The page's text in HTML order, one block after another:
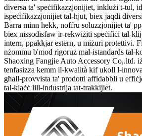
diversa ta' speċifikazzjonijiet, inklużi t-tul,
ispeċifikazzjonijiet tal-ħjut, biex jaqdi
Barra minn hekk, noffru soluzzjonijiet ta'
biex nissodisfaw ir-rekwiżiti speċifiċi tal-
intern, ppakkjar estern, u miżuri protettivi.
nżommu b'mod rigoruż mal-istandards tal-
Shaoxing Fangjie Auto Accessory Co,.ltd.
tenfasizza kemm il-kwalità kif ukoll l-
għall-provvista ta' prodotti affidabbli u
tal-klaċċ lill-industrija tat-trakkijiet.